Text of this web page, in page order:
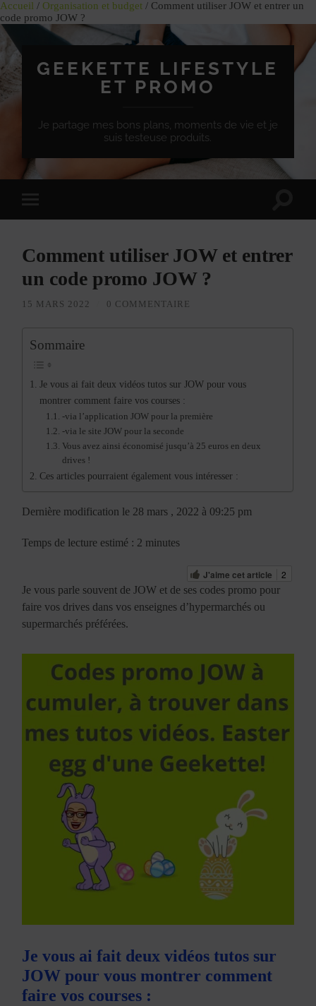
Accueil / Organisation et budget / Comment utiliser JOW et entrer un
code promo JOW ?
GEEKETTE LIFESTYLE
ET PROMO
Je partage mes bons plans, moments de vie et je
suis testeuse produits.
à
mobile
Comment utiliser JOW et entrer
un code promo JOW ?
15 MARS 2022 0 COMMENTAIRE
Sommaire
Je vous ai fait deux vidéos tutos sur JOW pour vous
montrer comment faire vos courses :
-via l’application JOW pour la première
-via le site JOW pour la seconde
Vous avez ainsi économisé jusqu’à 25 euros en deux
drives !
Ces articles pourraient également vous intéresser :
Dernière modification le 28 mars , 2022 à 09:25 pm
Temps de lecture estimé : 2 minutes
J'aime cet article
2
Je vous parle souvent de JOW et de ses codes promo pour
faire vos drives dans vos enseignes d’hypermarchés ou
supermarchés préférées.
Je vous ai fait deux vidéos tutos sur
JOW pour vous montrer comment
faire vos courses :